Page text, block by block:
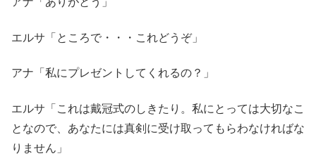
エルサ「ところで・・・これどうぞ」
アナ「私にプレゼントしてくれるの？」
エルサ「これは戴冠式のしきたり。私にとっては大切なこ
となので、あなたには真剣に受け取ってもらわなければな
りません」